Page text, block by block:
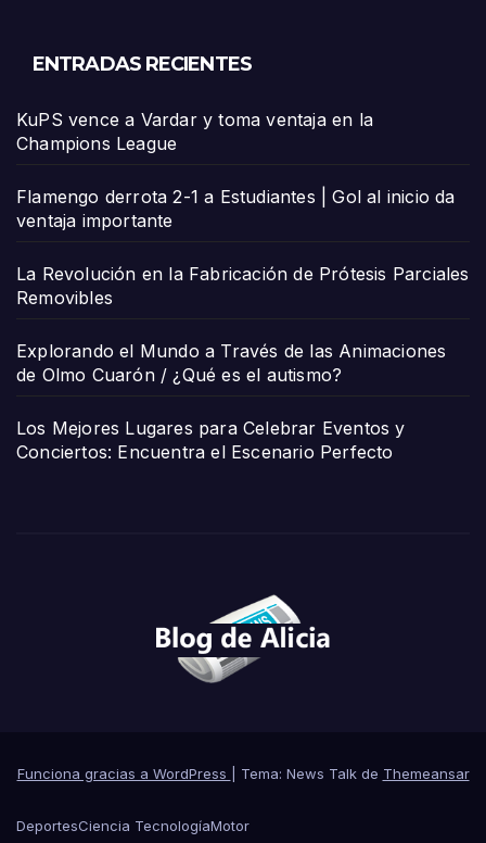
ENTRADAS RECIENTES
KuPS vence a Vardar y toma ventaja en la
Champions League
Flamengo derrota 2-1 a Estudiantes | Gol al inicio da
ventaja importante
La Revolución en la Fabricación de Prótesis Parciales
Removibles
Explorando el Mundo a Través de las Animaciones
de Olmo Cuarón / ¿Qué es el autismo?
Los Mejores Lugares para Celebrar Eventos y
Conciertos: Encuentra el Escenario Perfecto
Funciona gracias a WordPress Tema: News Talk de Themeansar
DeportesCiencia TecnologíaMotor